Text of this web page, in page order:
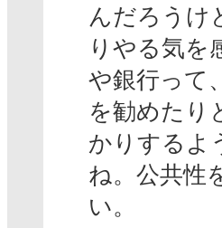
んだろうけ
りやる気を
や銀行って
を勧めたり
かりするよ
ね。公共性
い。